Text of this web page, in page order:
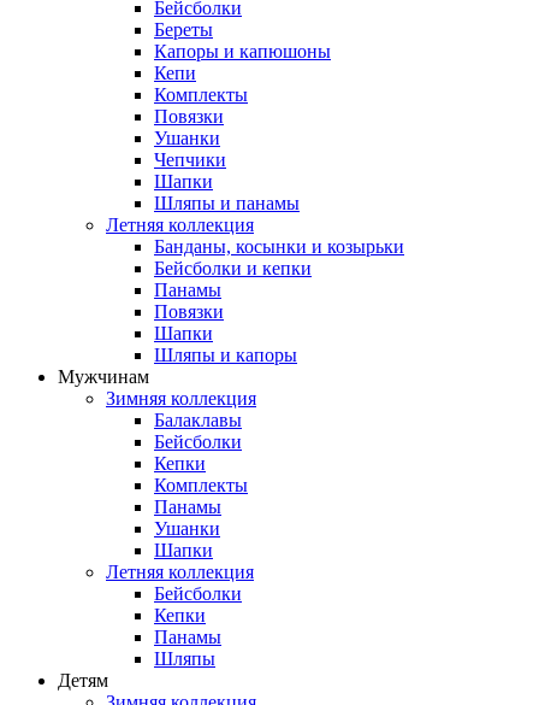
Бейсболки
Береты
Капоры и капюшоны
Кепи
Комплекты
Повязки
Ушанки
Чепчики
Шапки
Шляпы и панамы
Летняя коллекция
Банданы, косынки и козырьки
Бейсболки и кепки
Панамы
Повязки
Шапки
Шляпы и капоры
Мужчинам
Зимняя коллекция
Балаклавы
Бейсболки
Кепки
Комплекты
Панамы
Ушанки
Шапки
Летняя коллекция
Бейсболки
Кепки
Панамы
Шляпы
Детям